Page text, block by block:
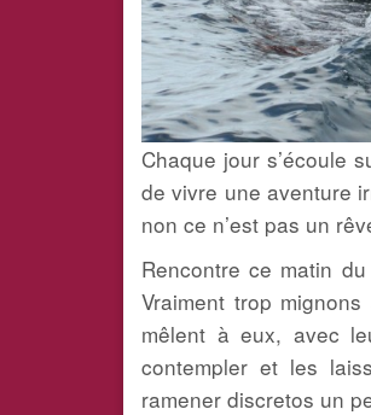
Chaque jour s’écoule
de vivre une aventure
non ce n’est pas un
Rencontre ce matin
Vraiment trop
mêlent à eux, avec
contempler et les
ramener discretos un